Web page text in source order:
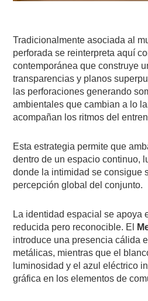
Tradicionalmente asociada al
perforada se reinterpreta aquí
contemporánea que construye
transparencias y planos
las perforaciones generando
ambientales que cambian a lo
acompañan los ritmos del
Esta estrategia permite que
dentro de un espacio continuo,
donde la intimidad se consigue
percepción global del conjunto.
La identidad espacial se apoya
reducida pero reconocible. El
introduce una presencia cálida
metálicas, mientras que el
luminosidad y el azul eléctrico
gráfica en los elementos de